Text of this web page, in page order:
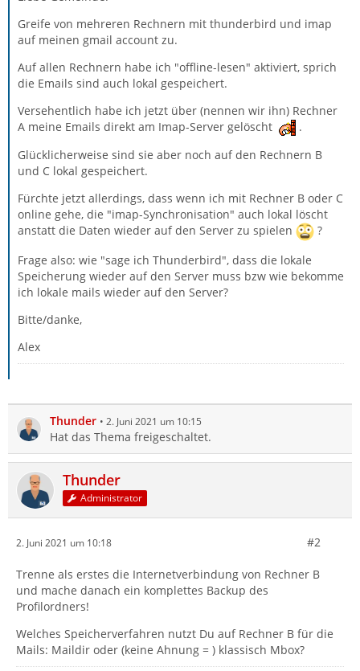
Greife von mehreren Rechnern mit thunderbird und imap
auf meinen gmail account zu.
Auf allen Rechnern habe ich "offline-lesen" aktiviert, sprich
die Emails sind auch lokal gespeichert.
Versehentlich habe ich jetzt über (nennen wir ihn) Rechner
A meine Emails direkt am Imap-Server gelöscht
.
Glücklicherweise sind sie aber noch auf den Rechnern B
und C lokal gespeichert.
Fürchte jetzt allerdings, dass wenn ich mit Rechner B oder C
online gehe, die "imap-Synchronisation" auch lokal löscht
anstatt die Daten wieder auf den Server zu spielen
?
Frage also: wie "sage ich Thunderbird", dass die lokale
Speicherung wieder auf den Server muss bzw wie bekomme
ich lokale mails wieder auf den Server?
Bitte/danke,
Alex
Thunder 2. Juni 2021 um 10:15
Hat das Thema freigeschaltet.
Thunder
Administrator
2. Juni 2021 um 10:18 #2
Trenne als erstes die Internetverbindung von Rechner B
und mache danach ein komplettes Backup des
Profilordners!
Welches Speicherverfahren nutzt Du auf Rechner B für die
Mails: Maildir oder (keine Ahnung = ) klassisch Mbox?